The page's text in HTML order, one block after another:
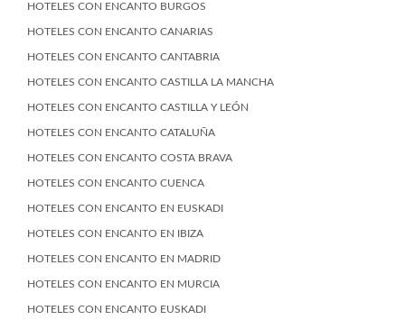
HOTELES CON ENCANTO BURGOS
HOTELES CON ENCANTO CANARIAS
HOTELES CON ENCANTO CANTABRIA
HOTELES CON ENCANTO CASTILLA LA MANCHA
HOTELES CON ENCANTO CASTILLA Y LEÓN
HOTELES CON ENCANTO CATALUÑA
HOTELES CON ENCANTO COSTA BRAVA
HOTELES CON ENCANTO CUENCA
HOTELES CON ENCANTO EN EUSKADI
HOTELES CON ENCANTO EN IBIZA
HOTELES CON ENCANTO EN MADRID
HOTELES CON ENCANTO EN MURCIA
HOTELES CON ENCANTO EUSKADI